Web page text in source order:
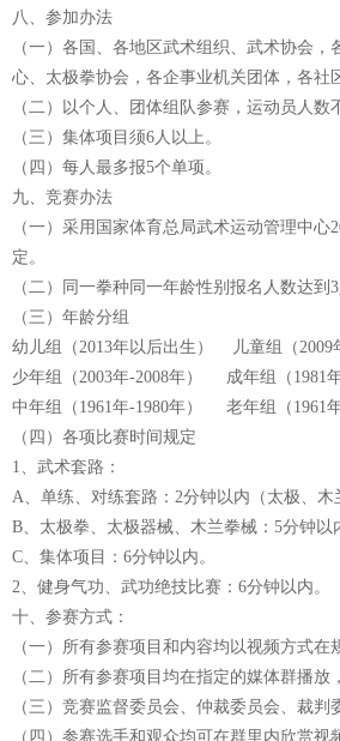
八、参加办法
（一）各国、各地区武术组织、武术协会
心、太极拳协会，各企事业机关团体，各社
（二）以个人、团体组队参赛，运动员人数
（三）集体项目须6人以上。
（四）每人最多报5个单项。
九、竞赛办法
（一）采用国家体育总局武术运动管理中
定。
（二）同一拳种同一年龄性别报名人数达到
（三）年龄分组
幼儿组（2013年以后出生） 儿童组（2009
少年组（2003年-2008年） 成年组（
中年组（1961年-1980年） 老年组（1961年
（四）各项比赛时间规定
1、武术套路：
A、单练、对练套路：2分钟以内（太极、木
B、太极拳、太极器械、木兰拳械：5分钟以
C、集体项目：6分钟以内。
2、健身气功、武功绝技比赛：6分钟以内。
十、参赛方式：
（一）所有参赛项目和内容均以视频方式
（二）所有参赛项目均在指定的媒体群播
（三）竞赛监督委员会、仲裁委员会、裁
（四）参赛选手和观众均可在群里内欣赏视